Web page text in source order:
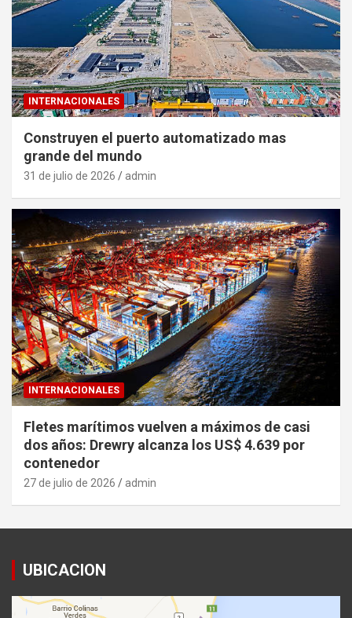
INTERNACIONALES
Construyen el puerto automatizado mas
grande del mundo
31 de julio de 2026 admin
INTERNACIONALES
Fletes marítimos vuelven a máximos de casi
dos años: Drewry alcanza los US$ 4.639 por
contenedor
27 de julio de 2026 admin
UBICACION